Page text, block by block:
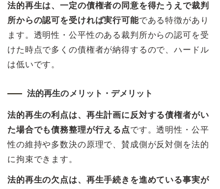
法的再生は、一定の債権者の同意を得たうえで裁判
所からの認可を受ければ実行可能である特徴があり
ます。透明性・公平性のある裁判所からの認可を受
けた時点で多くの債権者が納得するので、ハードル
は低いです。
法的再生のメリット・デメリット
法的再生の利点は、再生計画に反対する債権者がい
た場合でも債務整理が行える点です。透明性・公平
性の維持や多数決の原理で、賛成側が反対側を法的
に拘束できます。
法的再生の欠点は、再生手続きを進めている事実が